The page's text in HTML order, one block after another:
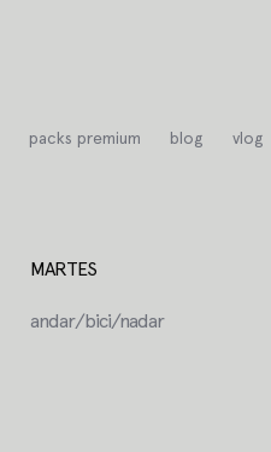
packs premium blog vlog
MARTES
andar/bici/nadar